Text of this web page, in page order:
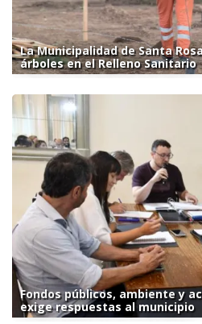
La Municipalidad de Santa
árboles en el Relleno Sanitario
Fondos públicos, ambiente y
exige respuestas al municipio